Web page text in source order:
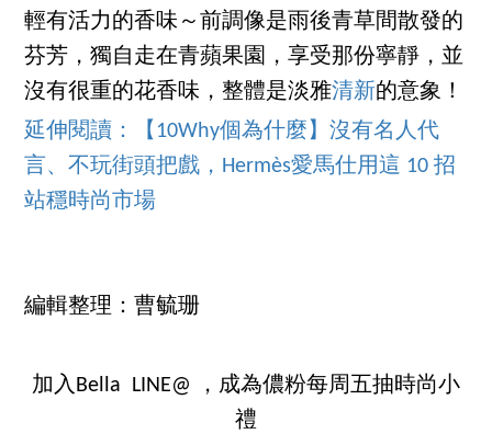
輕有活力的香味～前調像是雨後青草間散發的
芬芳，獨自走在青蘋果園，享受那份寧靜，並
沒有很重的花香味，整體是淡雅清新的意象！
延伸閱讀：【10Why個為什麼】沒有名人代
言、不玩街頭把戲，Hermès愛馬仕用這 10 招
站穩時尚市場
編輯整理：曹毓珊
加入Bella LINE@ ，成為儂粉每周五抽時尚小
禮